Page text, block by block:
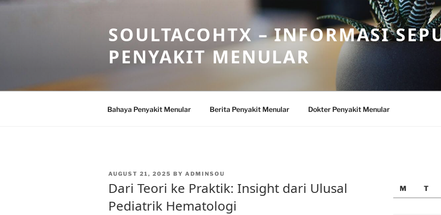
Skip
SOULTACOHTX – INFORMASI
PENYAKIT MENULAR
Bahaya Penyakit Menular Berita Penyakit Menular Dokter Penyakit Menular
POSTED
AUGUST 21, 2025 BY ADMINSOU
Dari Teori ke Praktik: Insight dari Ulusal
Pediatrik Hematologi
M
T